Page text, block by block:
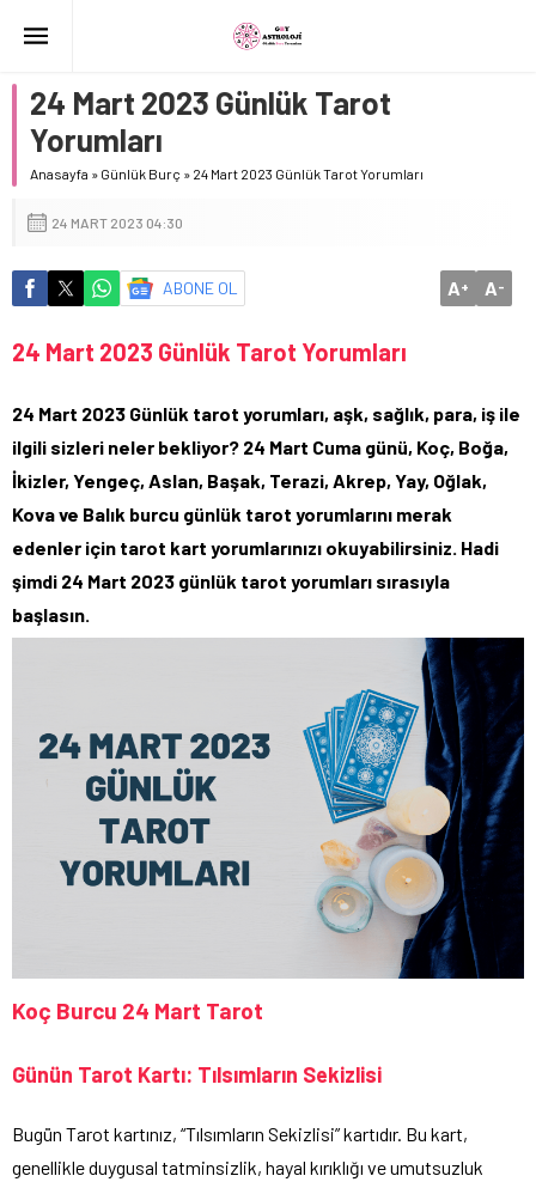
24 Mart 2023 Günlük Tarot
Yorumları
Anasayfa » Günlük Burç » 24 Mart 2023 Günlük Tarot Yorumları
24 MART 2023 04:30
ABONE OL A+ A-
24 Mart 2023 Günlük Tarot Yorumları
24 Mart 2023 Günlük tarot yorumları, aşk, sağlık, para, iş ile
ilgili sizleri neler bekliyor? 24 Mart Cuma günü, Koç, Boğa,
İkizler, Yengeç, Aslan, Başak, Terazi, Akrep, Yay, Oğlak,
Kova ve Balık burcu günlük tarot yorumlarını merak
edenler için tarot kart yorumlarınızı okuyabilirsiniz. Hadi
şimdi 24 Mart 2023 günlük tarot yorumları sırasıyla
başlasın.
Koç Burcu 24 Mart Tarot
Günün Tarot Kartı: Tılsımların Sekizlisi
Bugün Tarot kartınız, “Tılsımların Sekizlisi” kartıdır. Bu kart,
genellikle duygusal tatminsizlik, hayal kırıklığı ve umutsuzluk